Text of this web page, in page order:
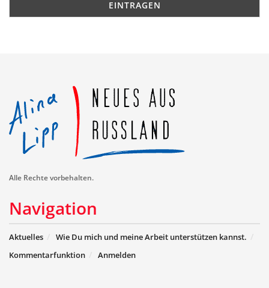
Alle Rechte vorbehalten.
Navigation
Aktuelles
Wie Du mich und meine Arbeit unterstützen kannst.
Kommentarfunktion
Anmelden